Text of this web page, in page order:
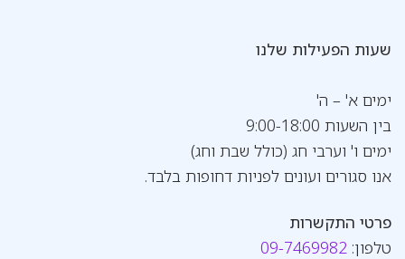
שעות הפעילות שלנו
ימים א' – ה'
בין השעות 9:00-18:00
ימים ו' וערבי חג (כולל שבת וחג)
אנו סגורים ועונים לפניות דחופות בלבד.
פרטי התקשרות
טלפון: 09-7469982